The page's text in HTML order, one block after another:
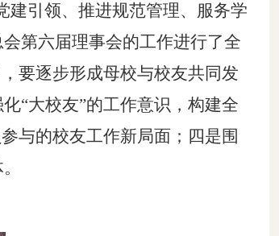
建引领、推进规范管理、服务学
第六届理事会的工作进行了全
要逐步形成母校与校友共同发
化“大校友”的工作意识，构建全
与的校友工作新局面 ； 四是围